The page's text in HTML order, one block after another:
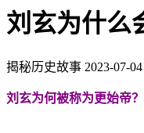
刘玄为什么
揭秘历史故事 2023-07-
刘玄为何被称为更始帝